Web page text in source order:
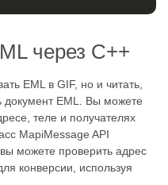
через C++
EML в GIF, но и читать,
документ EML. Вы можете
теле и получателях
MapiMessage API
можете проверить адрес
конверсии, используя